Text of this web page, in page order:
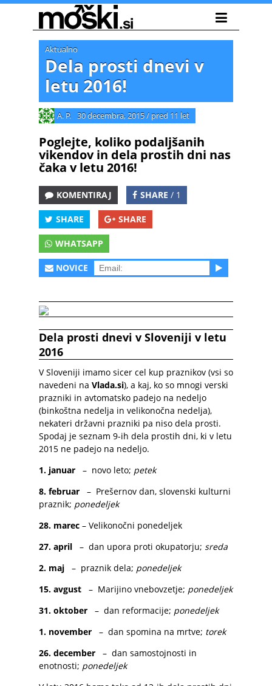
Aktualno
Dela prosti dnevi v
letu 2016!
A. P. 30 decembra, 2015/ pred 11 let
Poglejte, koliko podaljšanih
vikendov in dela prostih dni nas
čaka v letu 2016!
KOMENTIRAJ SHARE / 1
SHARE SHARE
WHATSAPP
NOVICE
Dela prosti dnevi v Sloveniji v letu
2016
V Sloveniji imamo sicer cel kup praznikov (vsi so
navedeni na Vlada.si), a kaj, ko so mnogi verski
prazniki in avtomatsko padejo na nedeljo
(binkoštna nedelja in velikonočna nedelja),
nekateri državni prazniki pa niso dela prosti.
Spodaj je seznam 9-ih dela prostih dni, ki v letu
2015 ne padejo na nedeljo.
1. januar – novo leto; petek
8. februar – Prešernov dan, slovenski kulturni
praznik; ponedeljek
28. marec – Velikonočni ponedeljek
27. april – dan upora proti okupatorju; sreda
2. maj – praznik dela; ponedeljek
15. avgust – Marijino vnebovzetje; ponedeljek
31. oktober – dan reformacije; ponedeljek
1. november – dan spomina na mrtve; torek
26. december – dan samostojnosti in
enotnosti; ponedeljek